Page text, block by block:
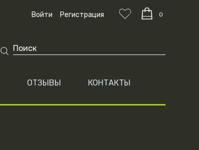
Войти Регистрация 0
ОТЗЫВЫ КОНТАКТЫ